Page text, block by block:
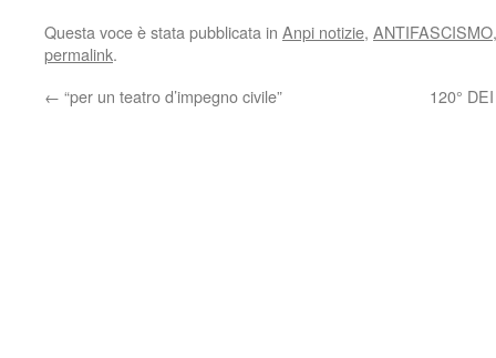
Questa voce è stata pubblicata in Anpi notizie, ANTIFASCISMO
permalink.
← “per un teatro d’impegno civile” 120°